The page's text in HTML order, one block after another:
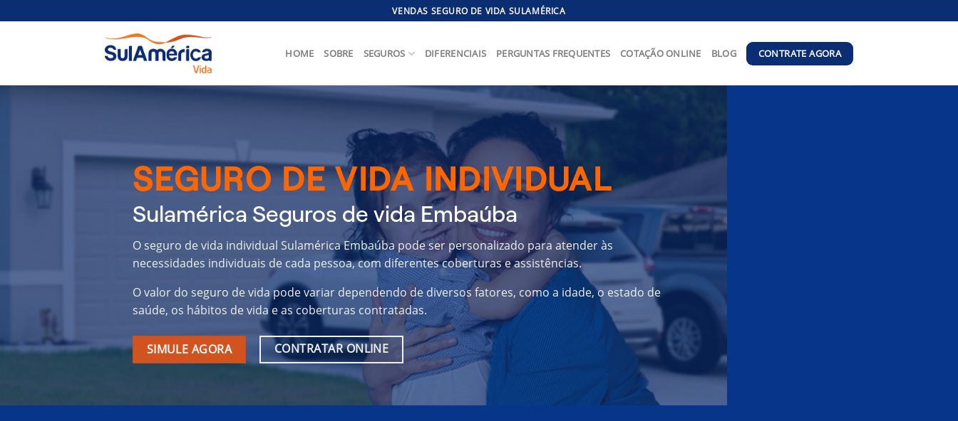
to
VENDAS SEGURO DE VIDA SULAMÉRICA
HOME SOBRE SEGUROS DIFERENCIAIS PERGUNTAS FREQUENTES COTAÇÃO ONLINE BLOG CONTRATE AGORA
SEGURO DE VIDA INDIVIDUAL
Sulamérica Seguros de vida Embaúba
O seguro de vida individual Sulamérica Embaúba pode ser personalizado para atender às
necessidades individuais de cada pessoa, com diferentes coberturas e assistências.
O valor do seguro de vida pode variar dependendo de diversos fatores, como a idade, o estado de
saúde, os hábitos de vida e as coberturas contratadas.
SIMULE AGORA CONTRATAR ONLINE